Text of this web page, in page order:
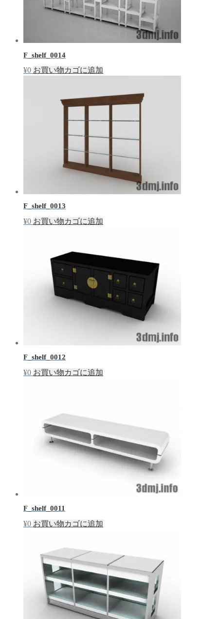
F_shelf_0014
¥0 お買い物カゴに追加
F_shelf_0013
¥0 お買い物カゴに追加
F_shelf_0012
¥0 お買い物カゴに追加
F_shelf_0011
¥0 お買い物カゴに追加